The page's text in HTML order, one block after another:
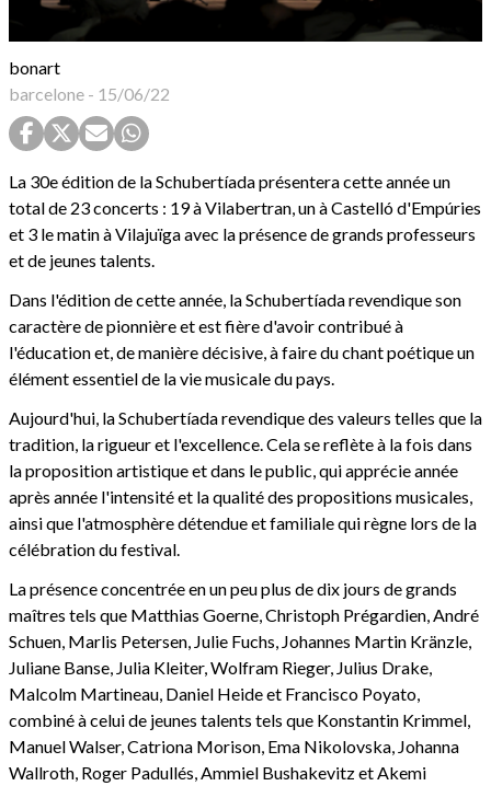
bonart
barcelone - 15/06/22
La 30e édition de la Schubertíada présentera cette année un
total de 23 concerts : 19 à Vilabertran, un à Castelló d'Empúries
et 3 le matin à Vilajuïga avec la présence de grands professeurs
et de jeunes talents.
Dans l'édition de cette année, la Schubertíada revendique son
caractère de pionnière et est fière d'avoir contribué à
l'éducation et, de manière décisive, à faire du chant poétique un
élément essentiel de la vie musicale du pays.
Aujourd'hui, la Schubertíada revendique des valeurs telles que la
tradition, la rigueur et l'excellence. Cela se reflète à la fois dans
la proposition artistique et dans le public, qui apprécie année
après année l'intensité et la qualité des propositions musicales,
ainsi que l'atmosphère détendue et familiale qui règne lors de la
célébration du festival.
La présence concentrée en un peu plus de dix jours de grands
maîtres tels que Matthias Goerne, Christoph Prégardien, André
Schuen, Marlis Petersen, Julie Fuchs, Johannes Martin Kränzle,
Juliane Banse, Julia Kleiter, Wolfram Rieger, Julius Drake,
Malcolm Martineau, Daniel Heide et Francisco Poyato,
combiné à celui de jeunes talents tels que Konstantin Krimmel,
Manuel Walser, Catriona Morison, Ema Nikolovska, Johanna
Wallroth, Roger Padullés, Ammiel Bushakevitz et Akemi